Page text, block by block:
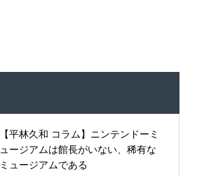
【平林久和 コラム】ニンテンドーミ
ュージアムは館長がいない、稀有な
ミュージアムである